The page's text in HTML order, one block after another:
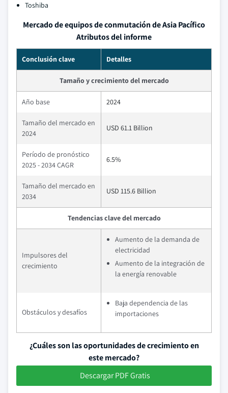
Toshiba
Mercado de equipos de conmutación de Asia Pacífico
Atributos del informe
Conclusión clave Detalles
Tamaño y crecimiento del mercado
Año base 2024
Tamaño del mercado en
2024
USD 61.1 Billion
Período de pronóstico
2025 - 2034 CAGR
6.5%
Tamaño del mercado en
2034
USD 115.6 Billion
Tendencias clave del mercado
Impulsores del
crecimiento
Aumento de la demanda de
electricidad
Aumento de la integración de
la energía renovable
Obstáculos y desafíos
Baja dependencia de las
importaciones
¿Cuáles son las oportunidades de crecimiento en
este mercado?
Descargar PDF Gratis